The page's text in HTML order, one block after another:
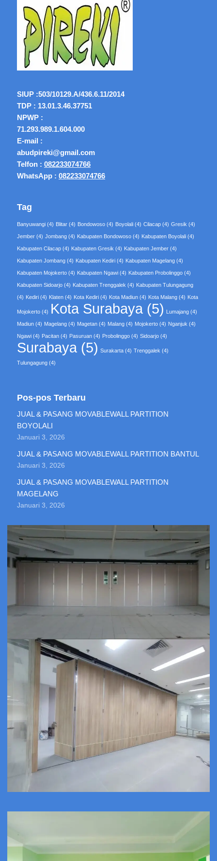
SIUP :503/10129.A/436.6.11/2014
TDP : 13.01.3.46.37751
NPWP :
71.293.989.1.604.000
E-mail :
abudpireki@gmail.com
Telfon : 082233074766
WhatsApp : 082233074766
Tag
Banyuwangi (4) Blitar (4) Bondowoso (4) Boyolali (4) Cilacap (4) Gresik (4)
Jember (4) Jombang (4) Kabupaten Bondowoso (4) Kabupaten Boyolali (4)
Kabupaten Cilacap (4) Kabupaten Gresik (4) Kabupaten Jember (4)
Kabupaten Jombang (4) Kabupaten Kediri (4) Kabupaten Magelang (4)
Kabupaten Mojokerto (4) Kabupaten Ngawi (4) Kabupaten Probolinggo (4)
Kabupaten Sidoarjo (4) Kabupaten Trenggalek (4) Kabupaten Tulungagung
(4) Kediri (4) Klaten (4) Kota Kediri (4) Kota Madiun (4) Kota Malang (4) Kota
Mojokerto (4) Kota Surabaya (5) Lumajang (4)
Madiun (4) Magelang (4) Magetan (4) Malang (4) Mojokerto (4) Nganjuk (4)
Ngawi (4) Pacitan (4) Pasuruan (4) Probolinggo (4) Sidoarjo (4)
Surabaya (5) Surakarta (4) Trenggalek (4)
Tulungagung (4)
Pos-pos Terbaru
JUAL & PASANG MOVABLEWALL PARTITION
BOYOLALI
Januari 3, 2026
JUAL & PASANG MOVABLEWALL PARTITION BANTUL
Januari 3, 2026
JUAL & PASANG MOVABLEWALL PARTITION
MAGELANG
Januari 3, 2026